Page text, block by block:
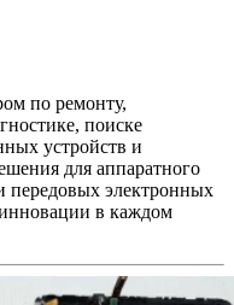
по ремонту,
поиске
устройств и
для аппаратного
передовых электронных
инновации в каждом